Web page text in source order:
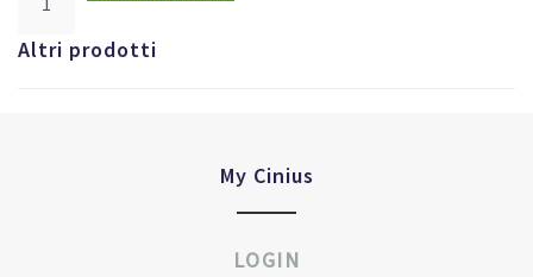
Altri prodotti
My Cinius
LOGIN